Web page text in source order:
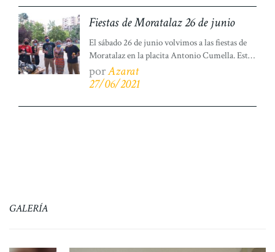
ración de actualidad, Moratalaz en la radio,
Voces en la radio y Puré de payasos. Como
artista invitado, Chuso, uno de los fundadores
[…]
Fiestas de Moratalaz 26 de junio
El sábado 26 de junio volvimos a las fiestas de
Moratalaz en la placita Antonio Cumella. Esta
vez disfrutamos de un divertido truco de magia
a cargo de Funifá y su ayudante. Pudimos
Vecinos Avance, y a Sergio, del Foro Local de
porAzarat
27/06/2021
GALERÍA